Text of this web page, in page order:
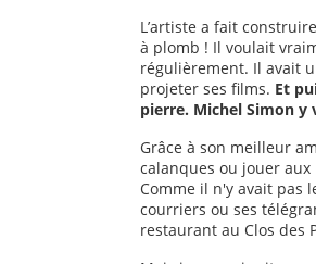
L’artiste a fait
à plomb ! Il voulait
régulièrement. Il avait
projeter ses films. Et
pierre. Michel Simon y
Grâce à son meilleur
calanques ou jouer
Comme il n'y avait pas
courriers ou ses
restaurant au Clos des